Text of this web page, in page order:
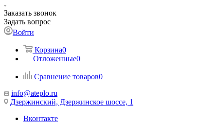
Заказать звонок
Задать вопрос
Войти
Корзина0
Отложенные0
Сравнение товаров0
info@ateplo.ru
Дзержинский, Дзержинское шоссе, 1
Вконтакте